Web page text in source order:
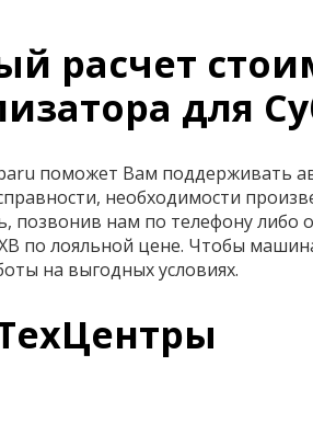
расчет
для
поможет Вам поддерживать
необходимости
позвонив нам по телефону либо
по лояльной цене. Чтобы
на выгодных условиях.